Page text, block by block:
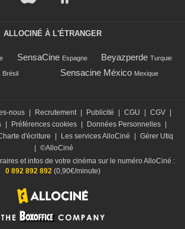
ALLOCINÉ À L'ÉTRANGER
SensaCine Espagne Beyazperde Turquie
Brésil Sensacine México Mexique
nous Recrutement Publicité CGU CGV
Préférences cookies Données Personnelles
d'écriture Les services AlloCiné
Gérer Utiq
©AlloCiné
et infos de votre cinéma sur le numéro AlloCiné :
0 892 892 892(0,90€/minute)